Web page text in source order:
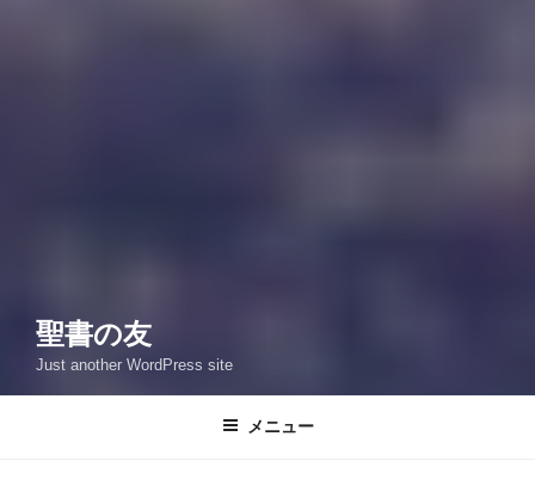
聖書の友
Just another WordPress site
メニュー